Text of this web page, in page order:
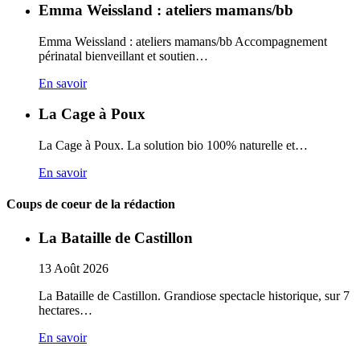
Emma Weissland : ateliers mamans/bb
Emma Weissland : ateliers mamans/bb Accompagnement
périnatal bienveillant et soutien…
En savoir
La Cage à Poux
La Cage à Poux. La solution bio 100% naturelle et…
En savoir
Coups de coeur de la rédaction
La Bataille de Castillon
13 Août 2026
La Bataille de Castillon. Grandiose spectacle historique, sur 7
hectares…
En savoir